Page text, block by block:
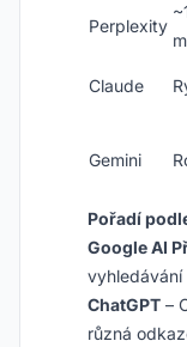
Perplexity
Claude
Gemini
Pořadí
Google AI
vyhledávání
ChatGPT –
různá